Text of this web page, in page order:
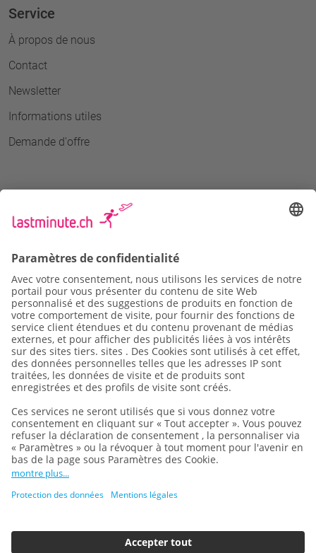
Service
À propos de nous
Contact
Newsletter
Informations utiles
Demande d'offre
Protection des données
Mentions légales
Conditions générales
Paramètres des cookies
DERTOUR GROUP, l'un des plus grands groupes